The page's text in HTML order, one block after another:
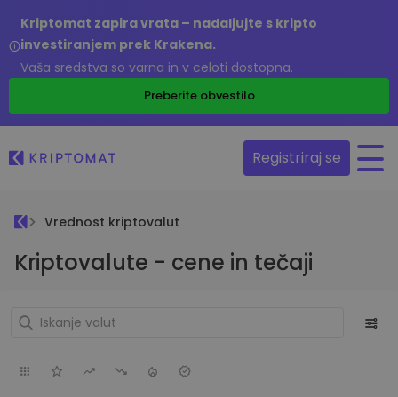
Kriptomat zapira vrata – nadaljujte s kripto
investiranjem prek Krakena.
Vaša sredstva so varna in v celoti dostopna.
Preberite obvestilo
Registriraj se
Vrednost kriptovalut
Kriptovalute - cene in tečaji